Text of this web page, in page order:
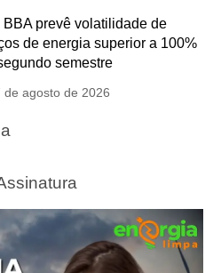
BBA prevê volatilidade de
de energia superior a 100%
semestre
de agosto de 2026